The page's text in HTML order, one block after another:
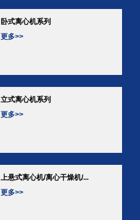
卧式离心机系列
更多>>
立式离心机系列
更多>>
上悬式离心机/离心干燥机/...
更多>>